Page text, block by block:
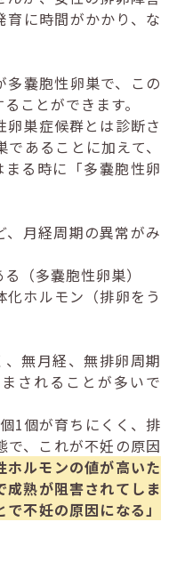
育に時間がかかり、な
嚢胞性卵巣で、この
ことができます。
巣症候群とは診断さ
あることに加えて、
る時に「多嚢胞性卵
、月経周期の異常がみ
（多嚢胞性卵巣）
化ホルモン（排卵をう
無月経、無排卵周期
されることが多いで
1個が育ちにくく、排
、これが不妊の原因
ホルモンの値が高いた
成熟が阻害されてしま
不妊の原因になる」